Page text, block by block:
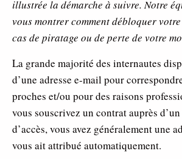
illustrée la démarche à suivre. Notre
vous montrer comment débloquer
cas de piratage ou de perte de votre
La grande majorité des internautes
d’une adresse e-mail pour
proches et/ou pour des raisons
vous souscrivez un contrat auprès
d’accès, vous avez généralement une
vous ait attribué automatiquement.